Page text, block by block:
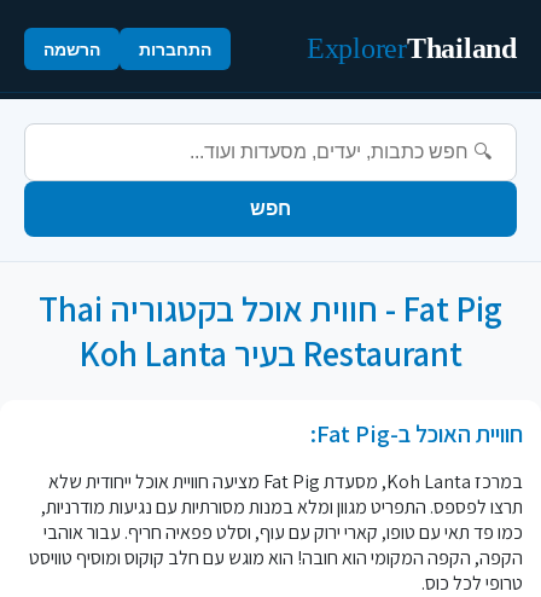
Thailand
Explorer התחברות הרשמה
חפש
Fat Pig - חווית אוכל בקטגוריה Thai
Restaurant בעיר Koh Lanta
חוויית האוכל ב-Fat Pig:
במרכז Koh Lanta, מסעדת Fat Pig מציעה חוויית אוכל ייחודית שלא
תרצו לפספס. התפריט מגוון ומלא במנות מסורתיות עם נגיעות מודרניות,
כמו פד תאי עם טופו, קארי ירוק עם עוף, וסלט פפאיה חריף. עבור אוהבי
הקפה, הקפה המקומי הוא חובה! הוא מוגש עם חלב קוקוס ומוסיף טוויסט
טרופי לכל כוס.